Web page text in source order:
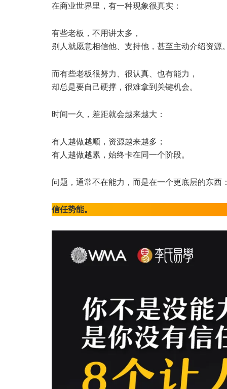
在商业世界里，有一种现象很真实：
有些老板，不用讲太多，
别人就愿意相信他、支持他，甚至主动介绍资源
而有些老板很努力、很认真、也有能力，
却总是要自己硬撑，很难拿到关键机会。
时间一久，差距就会越来越大：
有人越做越顺，资源越来越多；
有人越做越累，始终卡在同一个阶段。
问题，通常不在能力，而是在一个更底层的东西
信任势能。